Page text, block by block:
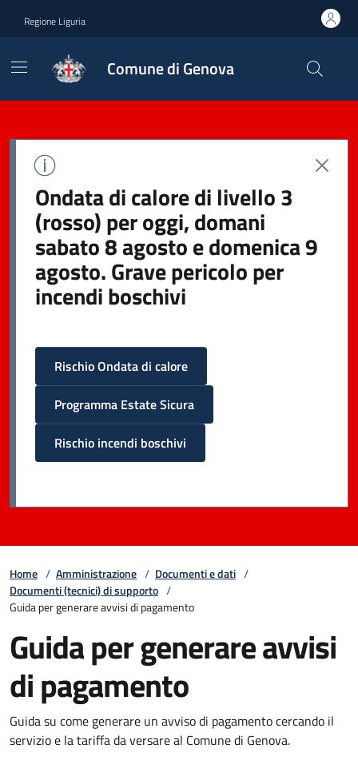
Regione Liguria
Comune di Genova
Ondata di calore di livello 3
(rosso) per oggi, domani
sabato 8 agosto e domenica 9
agosto. Grave pericolo per
incendi boschivi
Rischio Ondata di calore
Programma Estate Sicura
Rischio incendi boschivi
Home / Amministrazione / Documenti e dati /
Documenti (tecnici) di supporto /
Guida per generare avvisi di pagamento
Guida per generare avvisi
di pagamento
Guida su come generare un avviso di pagamento cercando il
servizio e la tariffa da versare al Comune di Genova.